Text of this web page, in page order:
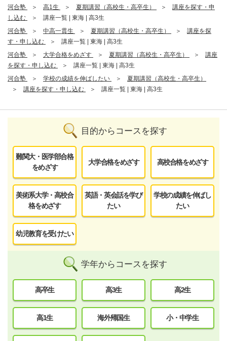
河合塾
高1生 夏期講習（高校生・高卒生）
講座を探す・申
し込む
講座一覧 | 東海 | 高3生
河合塾
中高一貫生 夏期講習（高校生・高卒生）
講座を探
す・申し込む
講座一覧 | 東海 | 高3生
河合塾
大学合格をめざす 夏期講習（高校生・高卒生）
講座
を探す・申し込む
講座一覧 | 東海 | 高3生
河合塾
学校の成績を伸ばしたい
夏期講習（高校生・高卒生）
講座を探す・申し込む
講座一覧 | 東海 | 高3生
目的からコースを探す
難関大・医学部合格
をめざす
大学合格をめざす 高校合格をめざす
美術系大学・高校合
格をめざす
英語・英会話を学び
たい
学校の成績を伸ばし
たい
幼児教育を受けたい
学年からコースを探す
高卒生 高3生 高2生
高1生 海外帰国生 小・中学生